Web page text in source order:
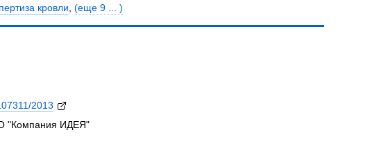
кровли, (еще 9 ... )
2013
"Компания ИДЕЯ"